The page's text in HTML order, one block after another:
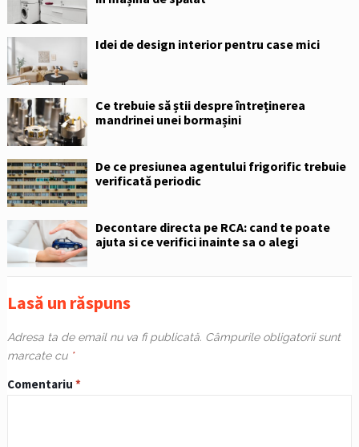
Idei de design interior pentru case mici
Ce trebuie să știi despre întreținerea
mandrinei unei bormașini
De ce presiunea agentului frigorific trebuie
verificată periodic
Decontare directa pe RCA: cand te poate
ajuta si ce verifici inainte sa o alegi
Lasă un răspuns
Adresa ta de email nu va fi publicată. Câmpurile obligatorii sunt
marcate cu *
Comentariu *